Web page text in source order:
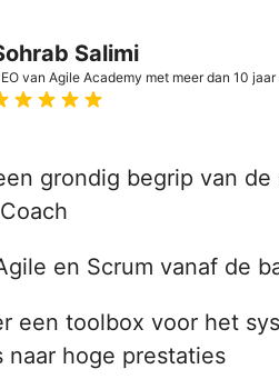
Salimi
van Agile Academy met meer dan 10
grondig begrip van
en Scrum vanaf de
een toolbox voor het
naar hoge prestaties